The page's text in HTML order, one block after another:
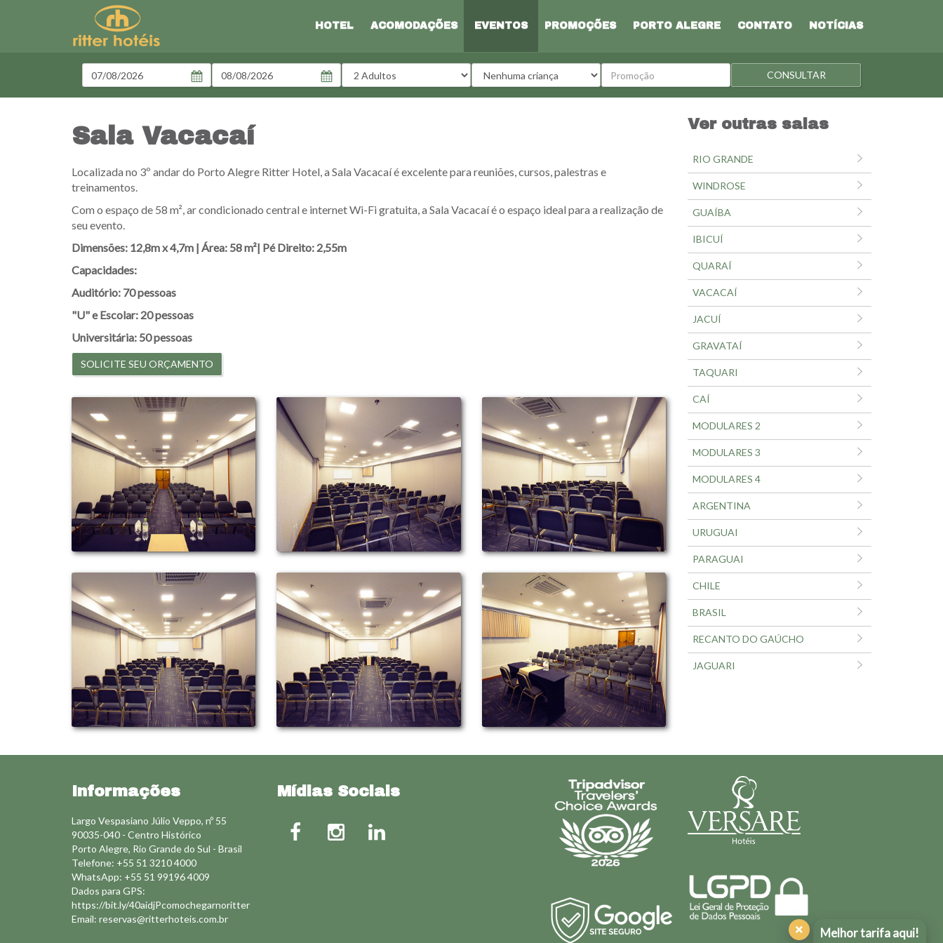
HOTEL ACOMODAÇÕES EVENTOS PROMOÇÕES PORTO ALEGRE CONTATO NOTÍCIAS
CONSULTAR
Sala Vacacaí
Localizada no 3º andar do Porto Alegre Ritter Hotel, a Sala Vacacaí é excelente para reuniões, cursos, palestras e
treinamentos.
Com o espaço de 58 m², ar condicionado central e internet Wi-Fi gratuita, a Sala Vacacaí é o espaço ideal para a realização de
seu evento.
Dimensões: 12,8m x 4,7m | Área: 58 m²| Pé Direito: 2,55m
Capacidades:
Auditório: 70 pessoas
"U" e Escolar: 20 pessoas
Universitária: 50 pessoas
SOLICITE SEU ORÇAMENTO
Ver outras salas
RIO GRANDE
WINDROSE
GUAÍBA
IBICUÍ
QUARAÍ
VACACAÍ
JACUÍ
GRAVATAÍ
TAQUARI
CAÍ
MODULARES 2
MODULARES 3
MODULARES 4
ARGENTINA
URUGUAI
PARAGUAI
CHILE
BRASIL
RECANTO DO GAÚCHO
JAGUARI
Informações
Largo Vespasiano Júlio Veppo, nº 55
90035-040 - Centro Histórico
Porto Alegre, Rio Grande do Sul - Brasil
Telefone: +55 51 3210 4000
WhatsApp: +55 51 99196 4009
Dados para GPS:
https://bit.ly/40aidjPcomochegarnoritter
Email: reservas@ritterhoteis.com.br
Mídias Sociais
Melhor tarifa aqui!